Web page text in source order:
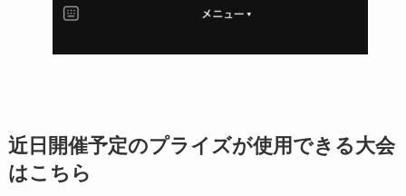
近日開催予定のプライズが使用できる大会
はこちら